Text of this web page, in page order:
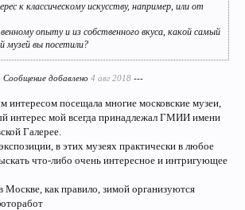
к классическому искусству, например, или от
опыту и из собственного вкуса, какой самый
музей вы посетили?
Сообщение добавлено 4 авг 2018---
интересом посещала многие московские музеи,
интерес мой всегда принадлежал ГМИИ имени
Галерее.
в этих музеях практически в любое
что-либо очень интересное и интригующее
как правило, зимой организуются